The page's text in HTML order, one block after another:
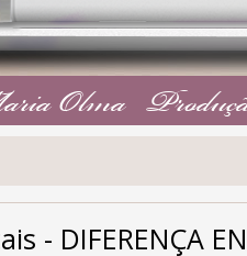
Olma
- DIFERENÇA